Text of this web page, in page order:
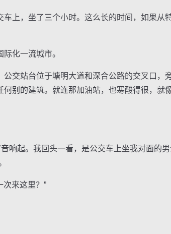
，坐了三个小时。这么长的时间，如果从
化一流城市。
站台位于塘明大道和深合公路的交叉口，
别的建筑。就连那加油站，也寒酸得很，就
起。我回头一看，是公交车上坐我对面的男
来这里？”